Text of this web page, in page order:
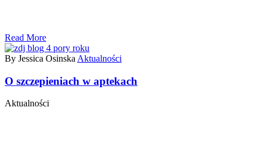
Read More
By Jessica Osinska Aktualności
O szczepieniach w aptekach
Aktualności